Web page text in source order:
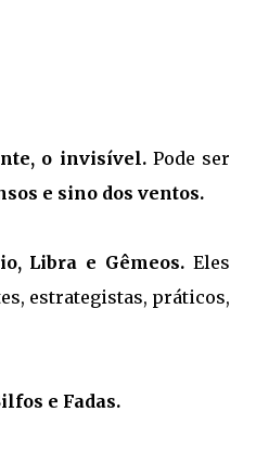
o invisível.Pode ser
e sino dos ventos.
Libra e Gêmeos. Eles
estrategistas, práticos,
e Fadas.